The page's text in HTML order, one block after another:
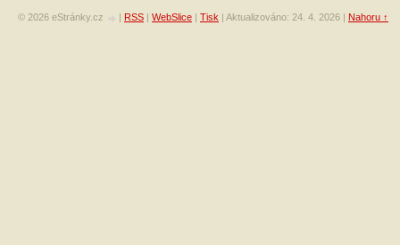
© 2026 eStránky.cz | RSS | WebSlice | Tisk | Aktualizováno: 24. 4. 2026 | Nahoru ↑